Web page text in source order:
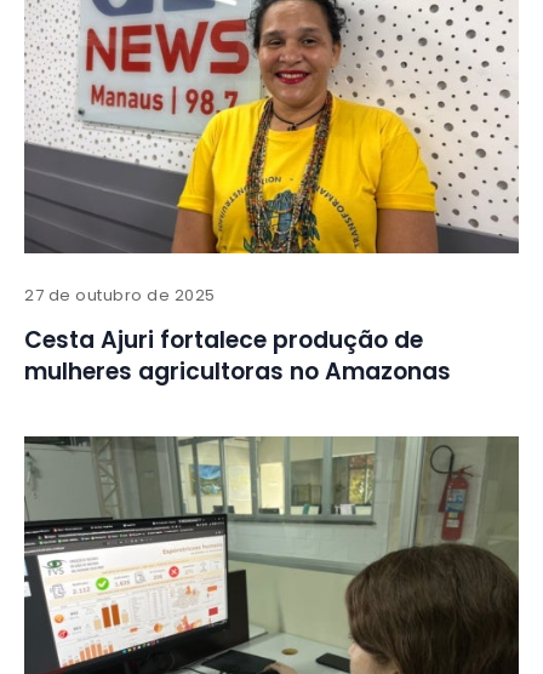
27 de outubro de 2025
Cesta Ajuri fortalece produção de
mulheres agricultoras no Amazonas